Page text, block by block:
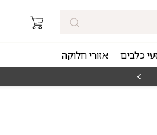
כלבים אזורי חלוקה